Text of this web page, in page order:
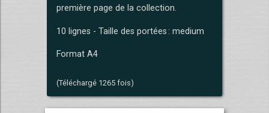
première page de la collection.
10 lignes - Taille des portées : medium
Format A4
(Téléchargé 1265 fois)